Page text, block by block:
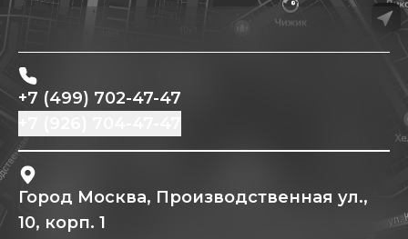
+7 (499) 702-47-47
Город Москва, Производственная ул.,
10, корп. 1